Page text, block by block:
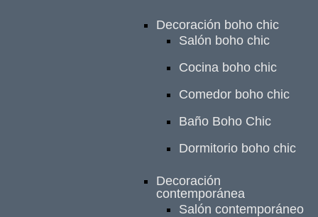
Decoración boho chic
Salón boho chic
Cocina boho chic
Comedor boho chic
Baño Boho Chic
Dormitorio boho chic
Decoración
contemporánea
Salón contemporáneo